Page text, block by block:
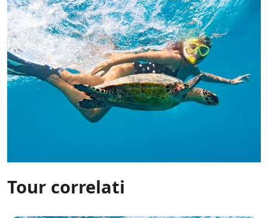
Tour correlati